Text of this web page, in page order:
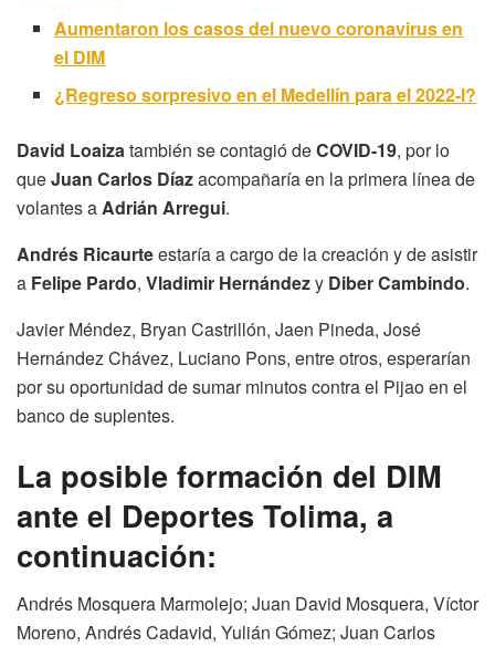
Aumentaron los casos del nuevo coronavirus en
el DIM
¿Regreso sorpresivo en el Medellín para el 2022-I?
David Loaizatambién se contagió deCOVID-19, por lo
queJuan Carlos Díazacompañaría en la primera línea de
volantes aAdrián Arregui.
Andrés Ricaurteestaría a cargo de la creación y de asistir
a Felipe Pardo, Vladimir Hernándezy Diber Cambindo.
Javier Méndez, Bryan Castrillón, Jaen Pineda, José
Hernández Chávez, Luciano Pons, entre otros, esperarían
por su oportunidad de sumar minutos contra el Pijao en el
banco de suplentes.
La posible formación del DIM
ante el Deportes Tolima, a
continuación:
Andrés Mosquera Marmolejo; Juan David Mosquera, Víctor
Moreno, Andrés Cadavid, Yulián Gómez; Juan Carlos